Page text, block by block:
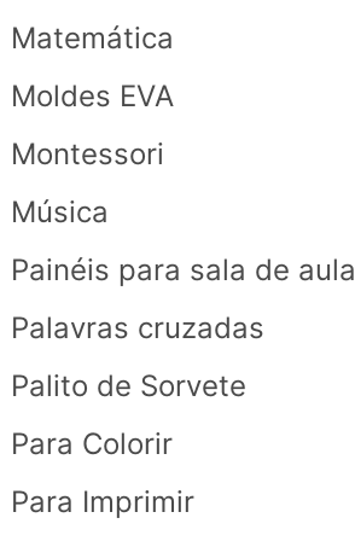
Matemática
Moldes EVA
Montessori
Música
Painéis para sala de aula
Palavras cruzadas
Palito de Sorvete
Para Colorir
Para Imprimir